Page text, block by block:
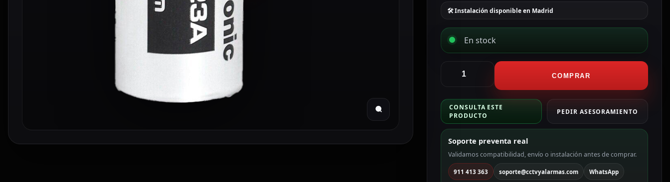
🛠 Instalación disponible en Madrid
En stock
Panasonic
Pila
Litio
CR1123A
50XBATT-
CR123A-
cantidad
COMPRAR
CONSULTA ESTE
PRODUCTO
PEDIR ASESORAMIENTO
Soporte preventa real
Validamos compatibilidad, envío o instalación antes de comprar.
911 413 363 soporte@cctvyalarmas.com WhatsApp